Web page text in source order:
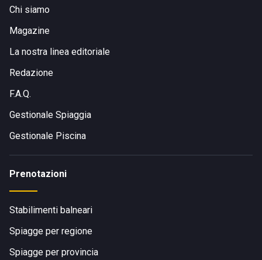
Chi siamo
Magazine
La nostra linea editoriale
Redazione
F.A.Q.
Gestionale Spiaggia
Gestionale Piscina
Prenotazioni
Stabilimenti balneari
Spiagge per regione
Spiagge per provincia